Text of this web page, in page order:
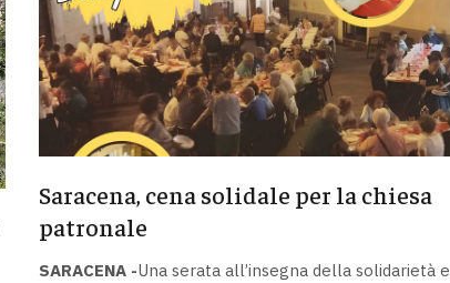
Saracena, cena solidale per la chiesa
patronale
SARACENA -Una serata all’insegna della solidarietà e